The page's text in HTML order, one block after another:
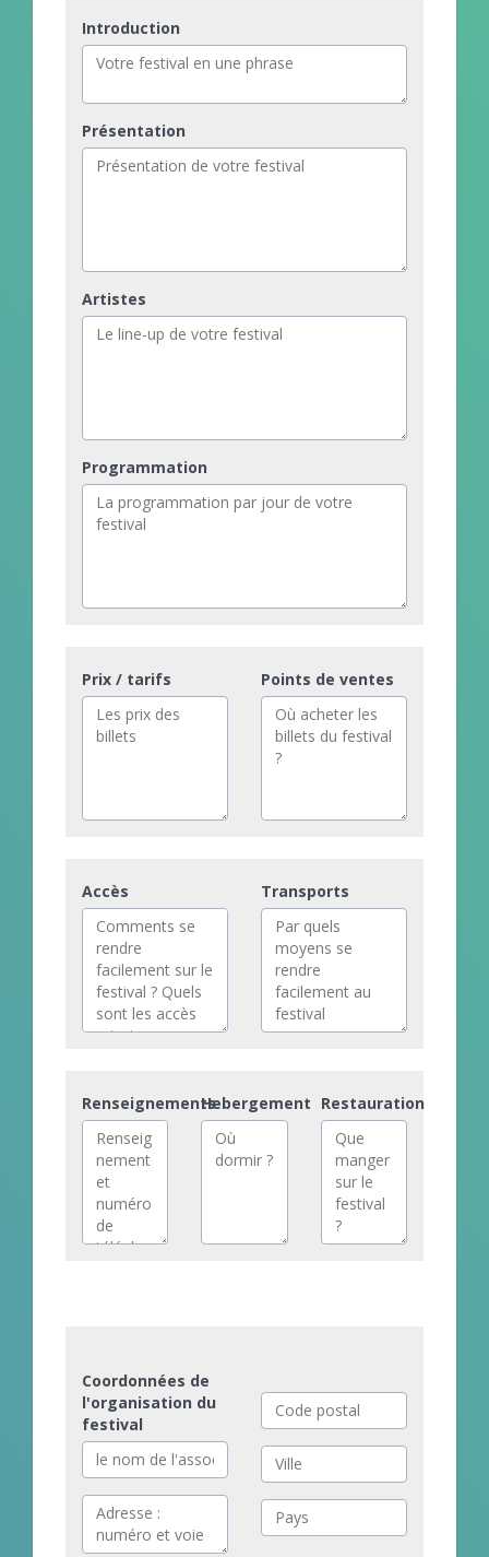
Introduction
Présentation
Artistes
Programmation
Prix / tarifs Points de ventes
Accès Transports
RenseignementsHebergement Restauration
Coordonnées de
l'organisation du
festival